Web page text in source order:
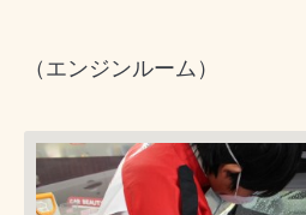
（エンジンルーム）